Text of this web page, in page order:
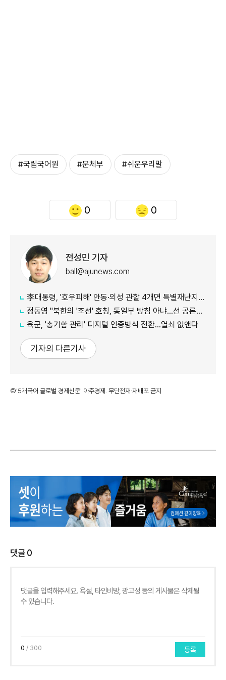
#국립국어원 #문체부 #쉬운우리말
0 0
전성민 기자
ball@ajunews.com
李대통령, '호우피해' 안동·의성 관할 4개면 특별재난지역 선포
정동영 "북한의 '조선' 호칭, 통일부 방침 아냐...선 공론화 먼저"
육군, '총기함 관리' 디지털 인증방식 전환…열쇠 없앤다
기자의 다른기사
©'5개국어 글로벌 경제신문' 아주경제. 무단전재·재배포 금지
댓글0
0 / 300 등록